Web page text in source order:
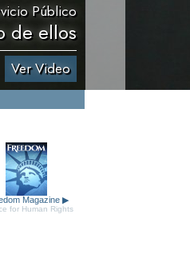
Público
de ellos
Ver Video
Magazine ▶
for Human Rights